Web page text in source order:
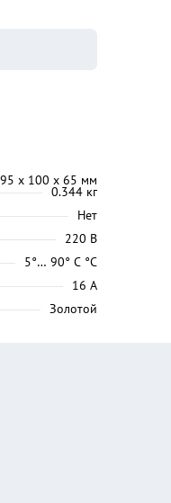
95 х 100 х 65 мм
0.344 кг
Нет
220 В
5°… 90° С °C
16 А
Золотой